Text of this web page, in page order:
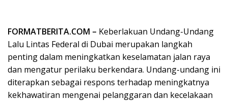
FORMATBERITA.COM – Keberlakuan Undang-Undang
Lalu Lintas Federal di Dubai merupakan langkah
penting dalam meningkatkan keselamatan jalan raya
dan mengatur perilaku berkendara. Undang-undang ini
diterapkan sebagai respons terhadap meningkatnya
kekhawatiran mengenai pelanggaran dan kecelakaan